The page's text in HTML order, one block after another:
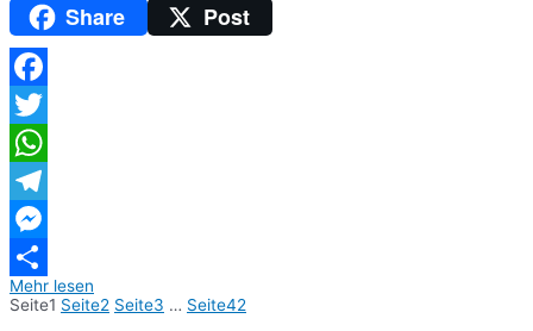
Share Post
Facebook
Twitter
WhatsApp
Telegram
Messenger
Teilen
Mehr lesen
Seite1 Seite2 Seite3 … Seite42